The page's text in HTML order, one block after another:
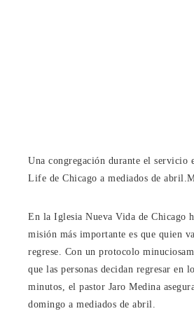
Una congregación durante el servicio
Life de Chicago a mediados de abril.
En la Iglesia Nueva Vida de Chicago
misión más importante es que quien
regrese. Con un protocolo
que las personas decidan regresar en
minutos, el pastor Jaro Medina
domingo a mediados de abril.